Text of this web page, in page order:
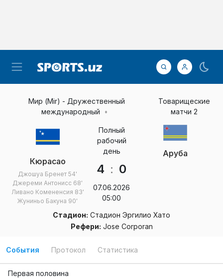
Мир (Mir) - Дружественный
международный
Товарищеские
матчи 2
Кюрасао
Джошуа Бренет54'
Джереми Антонисс 68'
Ливано Комененсия 83'
Жуниньо Бакуна 90'
Полный
рабочий
день
4 : 0
07.06.2026
05:00
Аруба
Стадион: Стадион Эргилио Хато
Рефери: Jose Corporan
События Протокол Статистика
Первая половина